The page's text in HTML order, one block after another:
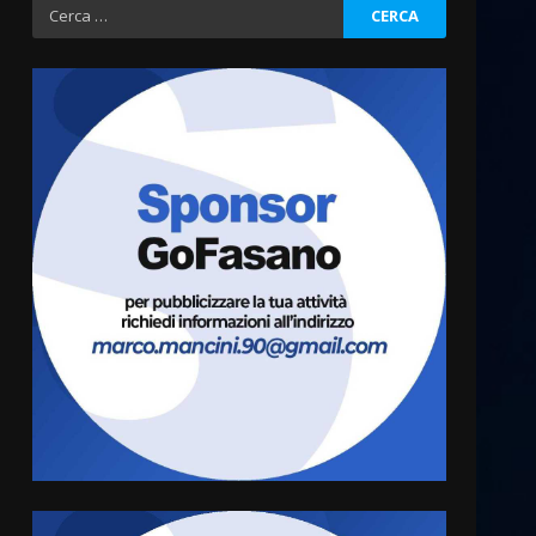
Ricerca
per:
Fasanese ferito a colpi di
arma da fuoco
6 Agosto 2026 18:13
4
Carta d’identità: continua il
piano di aperture
straordinarie del Comune di
Fasano
6 Agosto 2026 14:16
5
Grazia Neglia, coordinatrice
cittadina di Fratelli d’Italia,
pronta a tornare in Consiglio
6 Agosto 2026 08:00